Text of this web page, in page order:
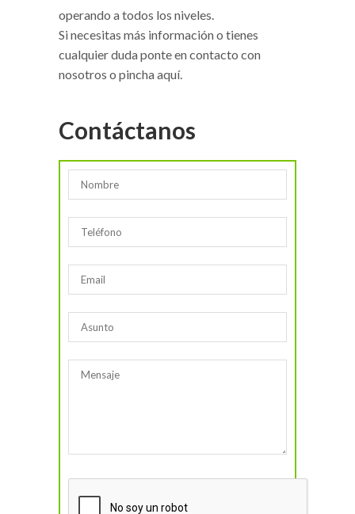
operando a todos los niveles.
Si necesitas más información o tienes
cualquier duda ponte en contacto con
nosotros o pincha aquí.
Contáctanos